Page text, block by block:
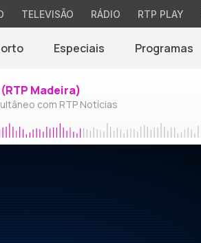
TELEVISÃO RÁDIO RTP PLAY
Especiais Programas
Madeira)
com RTP Notícias